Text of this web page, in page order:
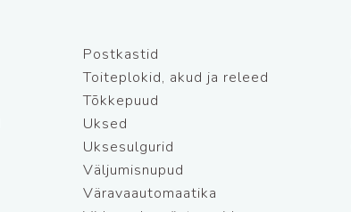
Postkastid
Toiteplokid, akud ja releed
Tõkkepuud
Uksed
Uksesulgurid
Väljumisnupud
Väravaautomaatika